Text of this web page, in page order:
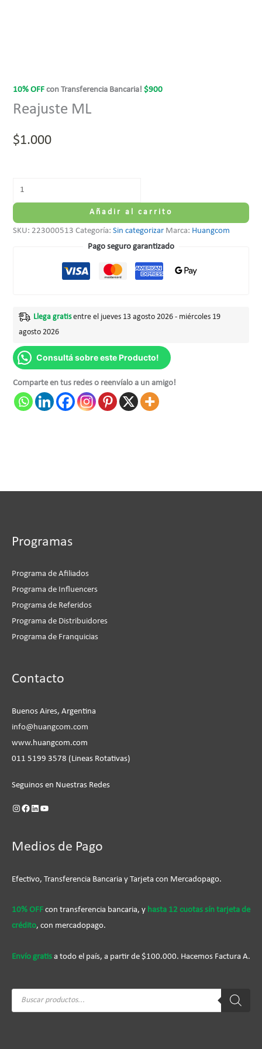
10% OFF con Transferencia Bancaria!$900
Reajuste ML
$1.000
Añadir al carrito
SKU: 223000513 Categoría:Sin categorizar Marca: Huangcom
Pago seguro garantizado
Llega gratisentre el jueves 13 agosto 2026 - miércoles 19
agosto 2026
Consultá sobre este Producto!
Comparte en tus redes o reenvíalo a un amigo!
Programas
Programa de Afiliados
Programa de Influencers
Programa de Referidos
Programa de Distribuidores
Programa de Franquicias
Contacto
Buenos Aires, Argentina
info@huangcom.com
www.huangcom.com
011 5199 3578 (Lineas Rotativas)
Seguinos en Nuestras Redes
Medios de Pago
Efectivo, Transferencia Bancaria y Tarjeta con Mercadopago.
10% OFF con transferencia bancaria, y hasta 12 cuotas sín tarjeta de
crédito, con mercadopago.
Envío gratis a todo el país, a partir de $100.000. Hacemos Factura A.
Búsqueda